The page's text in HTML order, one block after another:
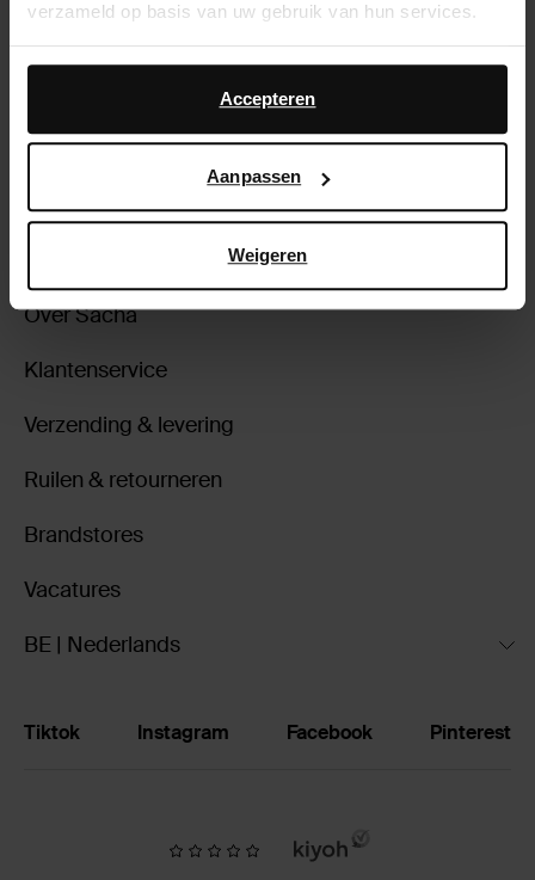
verzameld op basis van uw gebruik van hun services.
Daarnaast werken wij samen met Google voor
advertentie- en meetdoeleinden. Meer informatie over
hoe Google uw persoonsgegevens gebruikt, vindt u op
Accepteren
Aanpassen
Weigeren
Over Sacha
Klantenservice
Verzending & levering
Ruilen & retourneren
Brandstores
Vacatures
BE | Nederlands
Tiktok Instagram Facebook Pinterest